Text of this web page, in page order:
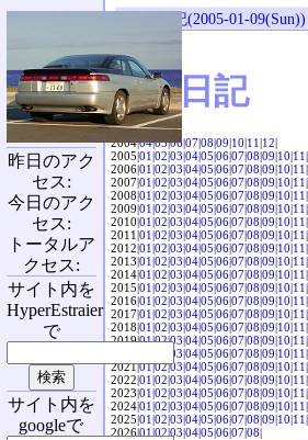
«前の日記(2005-01-09(Sun))
SVX日記
2004|04|05|06|07|08|09|10|11|12|
2005|01|02|03|04|05|06|07|08|09|10|11|
2006|01|02|03|04|05|06|07|08|09|10|11|
2007|01|02|03|04|05|06|07|08|09|10|11|
2008|01|02|03|04|05|06|07|08|09|10|11|
2009|01|02|03|04|05|06|07|08|09|10|11|
2010|01|02|03|04|05|06|07|08|09|10|11|
2011|01|02|03|04|05|06|07|08|09|10|11|
2012|01|02|03|04|05|06|07|08|09|10|11|
2013|01|02|03|04|05|06|07|08|09|10|11|
2014|01|02|03|04|05|06|07|08|09|10|11|
2015|01|02|03|04|05|06|07|08|09|10|11|
2016|01|02|03|04|05|06|07|08|09|10|11|
2017|01|02|03|04|05|06|07|08|09|10|11|
2018|01|02|03|04|05|06|07|08|09|10|11|
2019|01|02|03|04|05|06|07|08|09|10|11|
03|04|05|06|07|08|09|10|11|
2021|01|02|03|04|05|06|07|08|09|10|11|
2022|01|02|03|04|05|06|07|08|09|10|11|
2023|01|02|03|04|05|06|07|08|09|10|11|
2024|01|02|03|04|05|06|07|08|09|10|11|
2025|01|02|03|04|05|06|07|08|09|10|11|
2026|01|02|03|04|05|06|07|08|
昨日のアク
セス:
今日のアク
セス:
トータルア
クセス:
サイト内を
HyperEstraier
で
サイト内を
googleで